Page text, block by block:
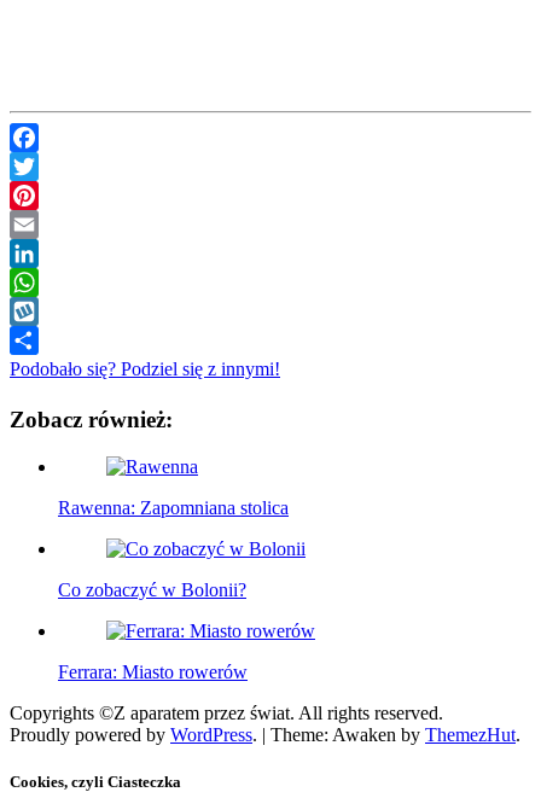
Facebook
Twitter
Pinterest
Email
LinkedIn
WhatsApp
Wykop
Podobało się? Podziel się z innymi!
Zobacz również:
Rawenna: Zapomniana stolica
Co zobaczyć w Bolonii?
Ferrara: Miasto rowerów
Copyrights ©Z aparatem przez świat. All rights reserved.
Proudly powered by WordPress. | Theme: Awaken by ThemezHut.
Cookies, czyli Ciasteczka